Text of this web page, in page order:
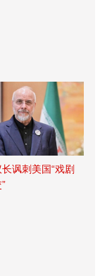
讽刺美国“戏剧